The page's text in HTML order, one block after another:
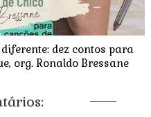
dez contos para
org. Ronaldo Bressane